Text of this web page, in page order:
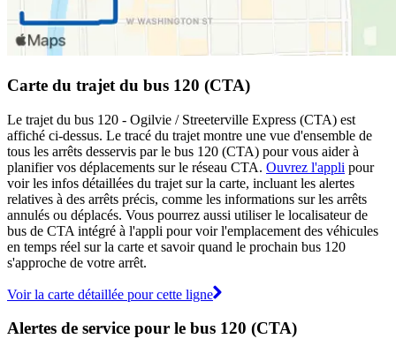
Carte du trajet du bus 120 (CTA)
Le trajet du bus 120 - Ogilvie / Streeterville Express (CTA) est
affiché ci-dessus. Le tracé du trajet montre une vue d'ensemble de
tous les arrêts desservis par le bus 120 (CTA) pour vous aider à
planifier vos déplacements sur le réseau CTA. Ouvrez l'appli pour
voir les infos détaillées du trajet sur la carte, incluant les alertes
relatives à des arrêts précis, comme les informations sur les arrêts
annulés ou déplacés. Vous pourrez aussi utiliser le localisateur de
bus de CTA intégré à l'appli pour voir l'emplacement des véhicules
en temps réel sur la carte et savoir quand le prochain bus 120
s'approche de votre arrêt.
Voir la carte détaillée pour cette ligne
Alertes de service pour le bus 120 (CTA)